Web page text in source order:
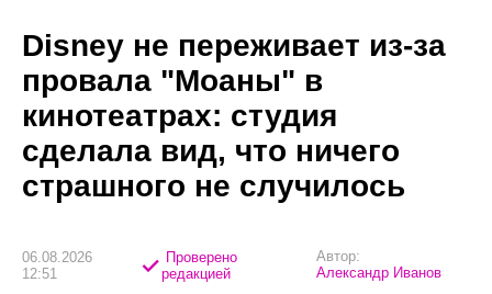
Disney не переживает из-за
провала "Моаны" в
кинотеатрах: студия
сделала вид, что ничего
страшного не случилось
06.08.2026
12:51
Проверено
редакцией
Автор:
Александр Иванов